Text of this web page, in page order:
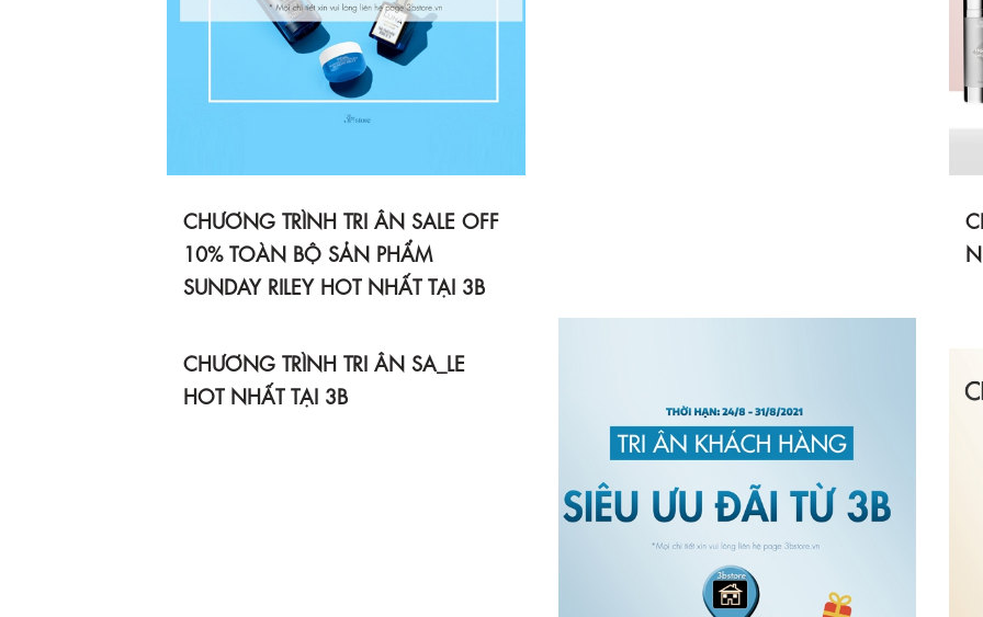
CHƯƠNG TRÌNH TRI ÂN SALE OFF
10% TOÀN BỘ SẢN PHẨM
SUNDAY RILEY HOT NHẤT TẠI 3B
CHƯƠNG TRÌNH TRI ÂN SA_LE
HOT NHẤT TẠI 3B